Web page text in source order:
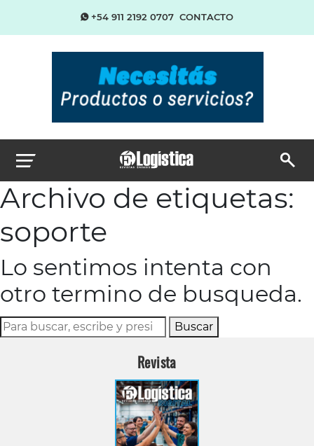
+54 911 2192 0707 CONTACTO
Archivo de etiquetas:
soporte
Lo sentimos intenta con
otro termino de busqueda.
Buscar
Revista